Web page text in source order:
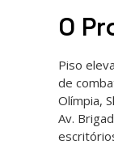
O
Piso
de
Olímpia,
Av.